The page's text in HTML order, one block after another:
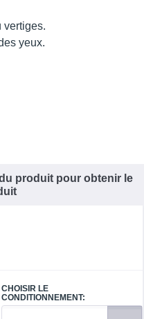
vertiges.
yeux.
produit pour obtenir le
CHOISIR LE
CONDITIONNEMENT: